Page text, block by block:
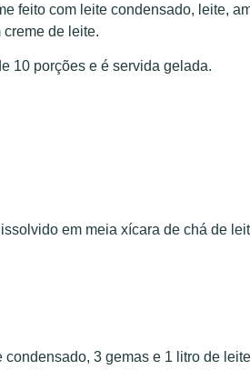
feito com leite condensado, leite,
de leite.
10 porções e é servida gelada.
em meia xícara de chá de
3 gemas e 1 litro de